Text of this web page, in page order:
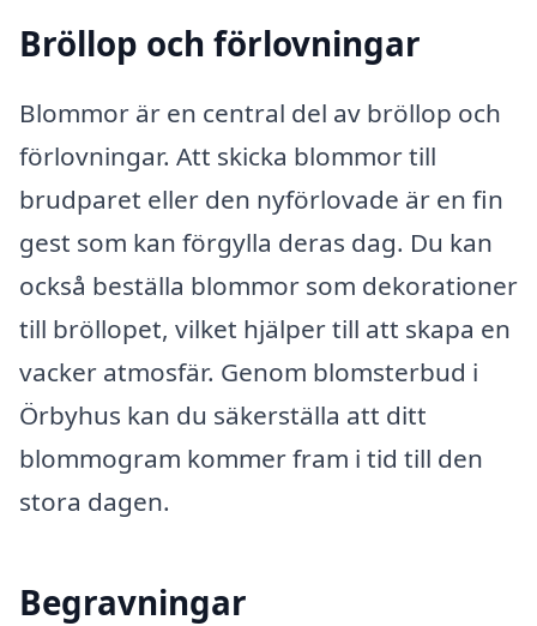
Bröllop och förlovningar
Blommor är en central del av bröllop och
förlovningar. Att skicka blommor till
brudparet eller den nyförlovade är en fin
gest som kan förgylla deras dag. Du kan
också beställa blommor som dekorationer
till bröllopet, vilket hjälper till att skapa en
vacker atmosfär. Genom blomsterbud i
Örbyhus kan du säkerställa att ditt
blommogram kommer fram i tid till den
stora dagen.
Begravningar